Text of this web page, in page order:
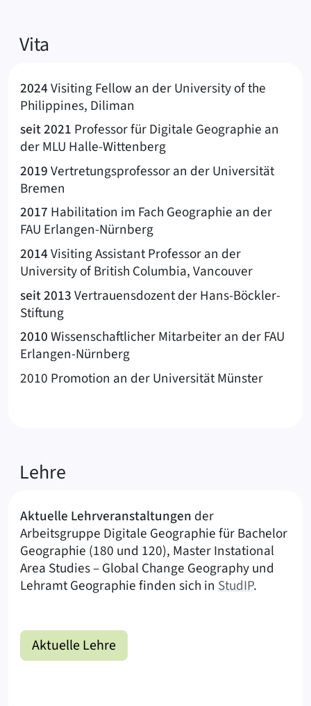
Vita
2024Visiting Fellow an der University of the
Philippines, Diliman
seit 2021 Professor für Digitale Geographie an
der MLU Halle-Wittenberg
2019Vertretungsprofessor an der Universität
Bremen
2017 Habilitation im Fach Geographie an der
FAU Erlangen-Nürnberg
2014Visiting Assistant Professor an der
University of British Columbia, Vancouver
seit 2013Vertrauensdozent der Hans-Böckler-
Stiftung
2010Wissenschaftlicher Mitarbeiter an der FAU
Erlangen-Nürnberg
2010 Promotion an der Universität Münster
Lehre
Aktuelle Lehrveranstaltungen der
Arbeitsgruppe Digitale Geographie für Bachelor
Geographie (180 und 120), Master Instational
Area Studies – Global Change Geography und
Lehramt Geographie finden sich in StudIP.
Aktuelle Lehre